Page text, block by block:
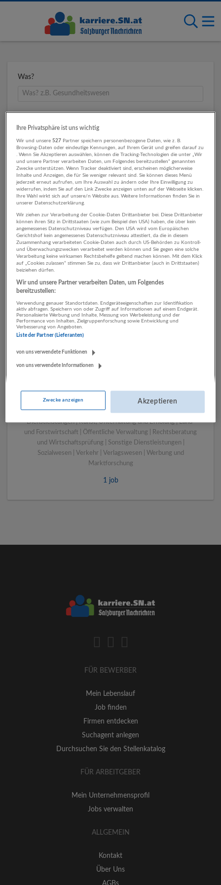
Was?
Umkreis
1 Handwerk Verlagswesen
Unternehmen
LUGSTEIN CONSULTING
Bau | Beherbergung und Gastronomie | Einzelhandel |
Energieversorgung | Finanz- und Versicherungsleistungen |
Gesundheitswesen | Herstellung von Waren | IT-
Dienstleistungen | Kunst, Unterhaltung und Erholung | Land-
und Forstwirtschaft | Öffentliche Verwaltung | Rechtsberatung
und Wirtschaftsprüfung | Sonstige Dienstleistungen |
Sozialwesen | Verkehr | Verlagswesen | Werbung und
Marktforschung
1 job
FÜR BEWERBER
Mein Lebenslauf
Job finden
Firmen entdecken
Suchagent anlegen
Durchsuchen Sie den Stellenkatalog
FÜR ARBEITGEBER
Mein Unternehmensprofil
Jobs verwalten
ALLGEMEIN
Kontakt
Über Uns
AGBs
Ihre Privatsphäre ist uns wichtig
Wir und unsere527 Partner speichern personenbezogene Daten, wie z. B.
Browsing-Daten oder eindeutige Kennungen, auf Ihrem Gerät und greifen darauf zu
. Wenn Sie Akzeptieren auswählen, können die Tracking-Technologien die unter „Wir
und unsere Partner verarbeiten Daten, um Folgendes bereitzustellen“ genannten
Zwecke unterstützen. Wenn Tracker deaktiviert sind, erscheinen möglicherweise
Inhalte und Anzeigen, die für Sie weniger relevant sind. Sie können dieses Menü
jederzeit erneut aufrufen, um Ihre Auswahl zu ändern oder Ihre Einwilligung zu
widerrufen, indem Sie auf den Link Zwecke anzeigen unten auf der Webseite klicken.
Ihre Wahl wirkt sich auf unsere/n Website aus. Weitere Informationen finden Sie in
unserer Datenschutzerklärung.
Wir ziehen zur Verarbeitung der Cookie-Daten Drittanbieter bei. Diese Drittanbieter
können ihren Sitz in Drittstaaten (wie zum Beispiel den USA) haben, die über kein
angemessenes Datenschutzniveau verfügen. Den USA wird vom Europäischen
Gerichtshof kein angemessenes Datenschutzniveau attestiert, da die in diesem
Zusammenhang verarbeiteten Cookie-Daten auch durch US-Behörden zu Kontroll-
und Überwachungszwecken verarbeitet werden können und Sie gegen eine solche
Verarbeitung keine wirksamen Rechtsbehelfe geltend machen können. Mit dem Klick
auf „Cookies zulassen“ stimmen Sie zu, dass wir Drittanbieter (auch in Drittstaaten)
beiziehen dürfen.
Wir und unsere Partner verarbeiten Daten, um Folgendes
bereitzustellen:
Verwendung genauer Standortdaten. Endgeräteeigenschaften zur Identifikation
aktiv abfragen. Speichern von oder Zugriff auf Informationen auf einem Endgerät.
Personalisierte Werbung und Inhalte, Messung von Werbeleistung und der
Performance von Inhalten, Zielgruppenforschung sowie Entwicklung und
Verbesserung von Angeboten.
Liste der Partner (Lieferanten)
von uns verwendete Funktionen
von uns verwendete Informationen
Zwecke anzeigen Akzeptieren